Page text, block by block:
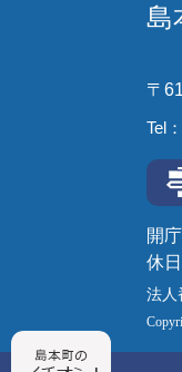
島
〒
Tel：
開
休
法人